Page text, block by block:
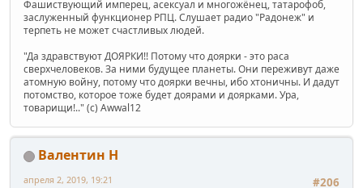
Фашиствующий имперец, асексуал и многожёнец, татарофоб,
заслуженный функционер РПЦ. Слушает радио "Радонеж" и
терпеть не может счастливых людей.
"Да здравствуют ДОЯРКИ!! Потому что доярки - это раса
сверхчеловеков. За ними будущее планеты. Они переживут даже
атомную войну, потому что доярки вечны, ибо хтоничны. И дадут
потомство, которое тоже будет доярами и доярками. Ура,
товарищи!.." (c) Awwal12
Валентин Н
#206
апреля 2, 2019, 19:21